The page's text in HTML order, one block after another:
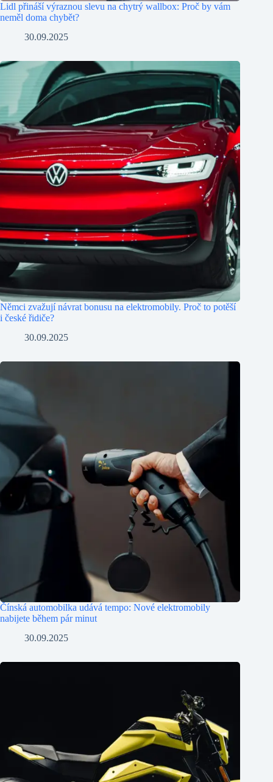
Lidl přináší výraznou slevu na chytrý wallbox: Proč by vám
neměl doma chybět?
30.09.2025
Němci zvažují návrat bonusu na elektromobily. Proč to potěší
i české řidiče?
30.09.2025
Čínská automobilka udává tempo: Nové elektromobily
nabijete během pár minut
30.09.2025